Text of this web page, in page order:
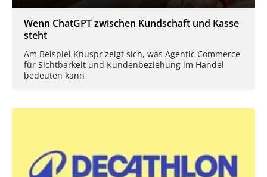
Wenn ChatGPT zwischen Kundschaft und Kasse
steht
Am Beispiel Knuspr zeigt sich, was Agentic Commerce
für Sichtbarkeit und Kundenbeziehung im Handel
bedeuten kann